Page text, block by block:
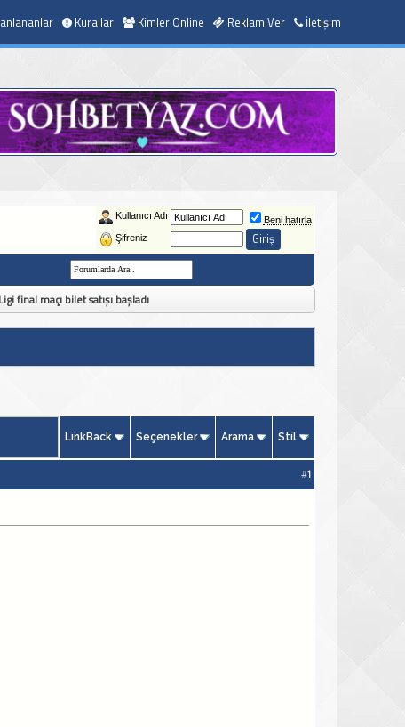
Kurallar Kimler Online Reklam Ver İletişim
Kullanıcı Adı
Beni hatırla
Şifreniz
final maçı bilet satışı başladı
LinkBack Seçenekler Arama Stil
#1